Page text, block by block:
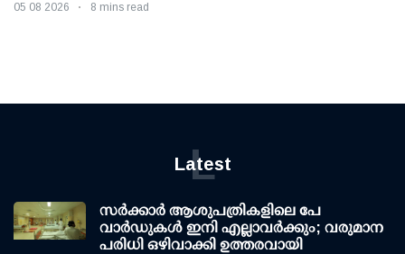
05 08 2026 8 mins read
Latest
L
സര്‍ക്കാര്‍ ആശുപത്രികളിലെ പേ
വാര്‍ഡുകള്‍ ഇനി എല്ലാവര്‍ക്കും; വരുമാന
പരിധി ഒഴിവാക്കി ഉത്തരവായി